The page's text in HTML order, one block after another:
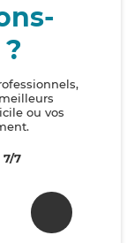
ou vos
7